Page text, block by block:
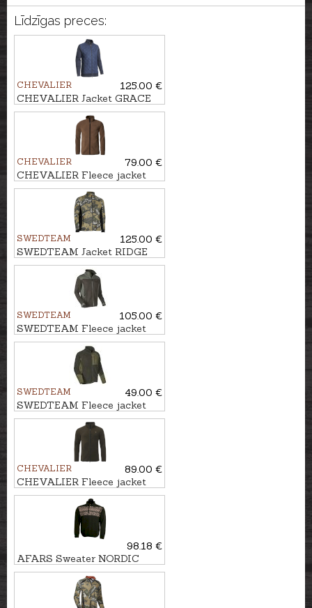
Līdzīgas preces:
CHEVALIER
125.00 €
CHEVALIER Jacket GRACE
CHEVALIER
79.00 €
CHEVALIER Fleece jacket
MAINSTONE
SWEDTEAM
125.00 €
SWEDTEAM Jacket RIDGE
LIGHT
SWEDTEAM
105.00 €
SWEDTEAM Fleece jacket
Ridge M
SWEDTEAM
49.00 €
SWEDTEAM Fleece jacket
ULTRA
CHEVALIER
89.00 €
CHEVALIER Fleece jacket
MAINSTONE
98.18 €
AFARS Sweater NORDIC